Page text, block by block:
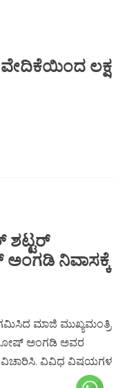
ಲಕ್ಷ
ಶಟ್ಟರ್
ನಿವಾಸಕ್ಕೆ
ಮಾಜಿ ಮುಖ್ಯಮಂತ್ರಿ
ಅಂಗಡಿ ಅವರ
ವಿಚಾರಿಸಿ. ವಿವಿಧ ವಿಷಯಗಳ